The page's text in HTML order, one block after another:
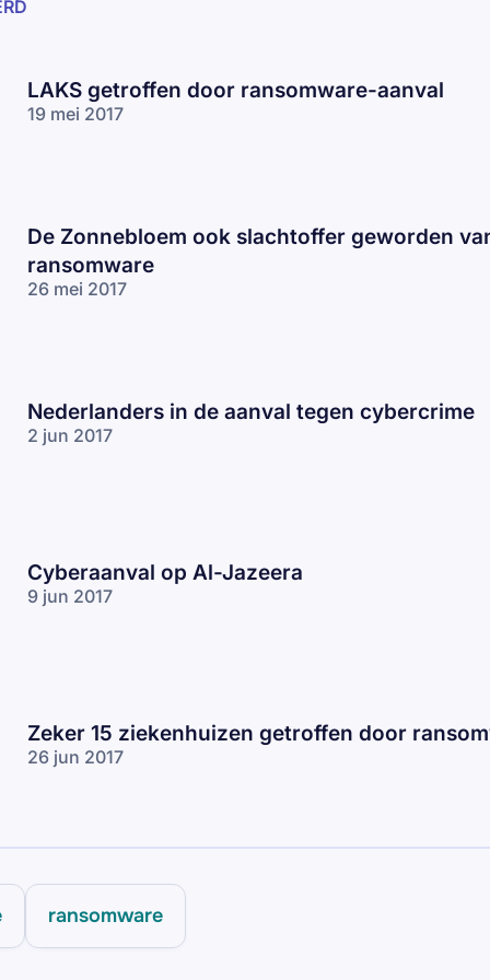
LAKS getroffen door ransomware-aanval
19 mei 2017
De Zonnebloem ook slachtoffer geworden
ransomware
26 mei 2017
Nederlanders in de aanval tegen cybercrime
2 jun 2017
Cyberaanval op Al-Jazeera
9 jun 2017
Zeker 15 ziekenhuizen getroffen door
26 jun 2017
ransomware